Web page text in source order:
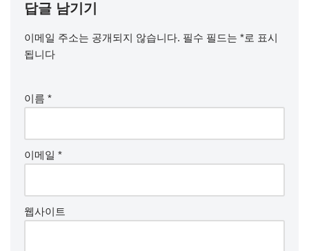
답글 남기기
이메일 주소는 공개되지 않습니다. 필수 필드는 *로 표시
됩니다
이름 *
이메일 *
웹사이트